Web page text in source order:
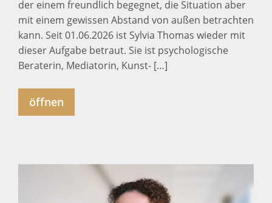
der einem freundlich begegnet, die Situation aber
mit einem gewissen Abstand von außen betrachten
kann. Seit 01.06.2026 ist Sylvia Thomas wieder mit
dieser Aufgabe betraut. Sie ist psychologische
Beraterin, Mediatorin, Kunst- […]
öffnen